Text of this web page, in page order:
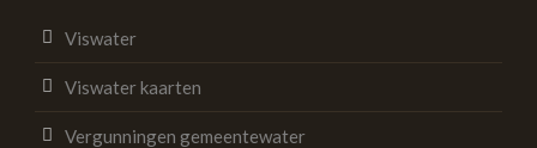
Viswater
Viswater kaarten
Vergunningen gemeentewater